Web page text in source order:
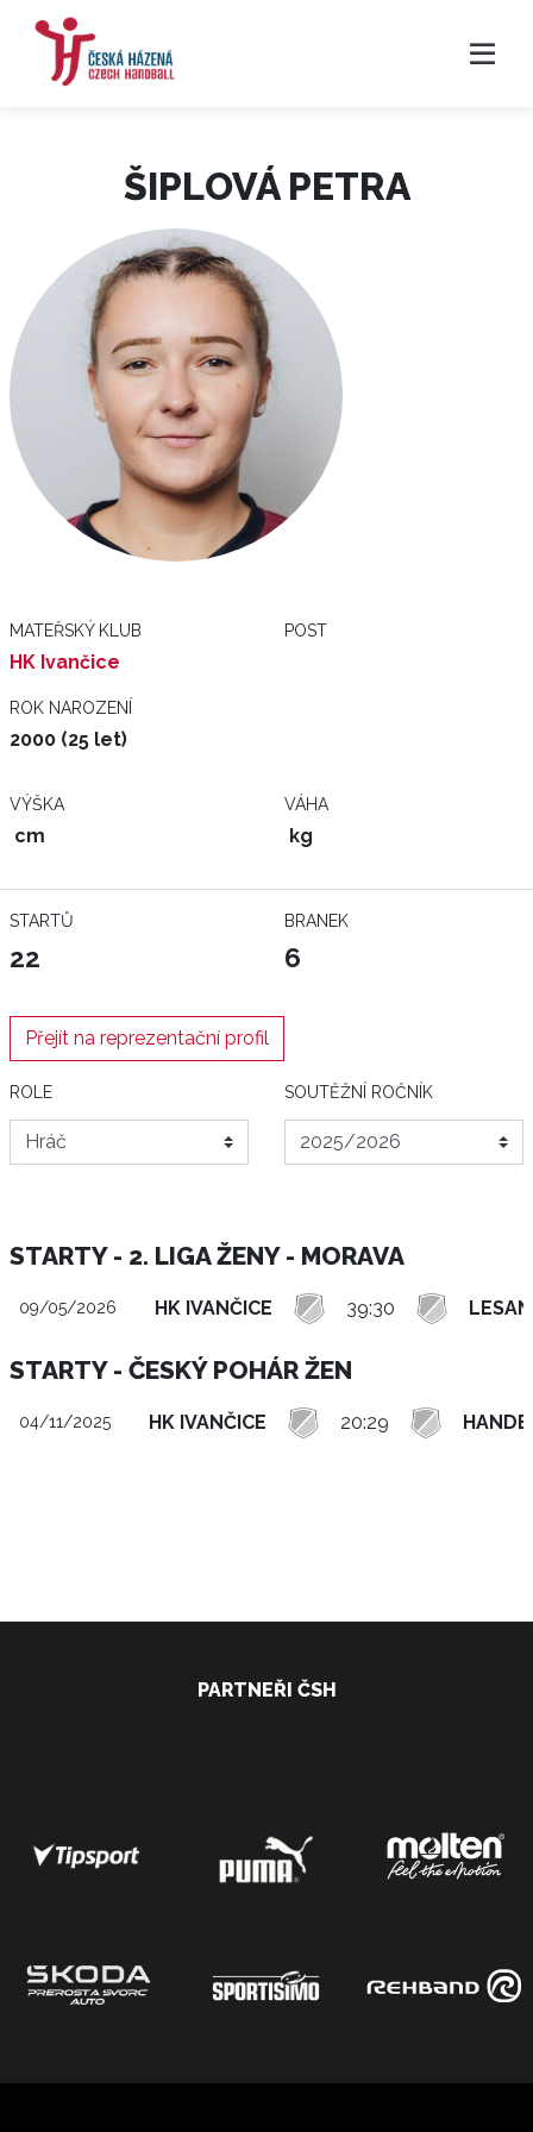
ŠIPLOVÁ PETRA
MATEŘSKÝ KLUB
HK Ivančice
POST
ROK NAROZENÍ
2000 (25 let)
VÝŠKA
cm
VÁHA
kg
STARTŮ
22
BRANEK
6
Přejít na reprezentační profil
ROLE SOUTĚŽNÍ ROČNÍK
STARTY - 2. LIGA ŽENY - MORAVA
09/05/2026 HK IVANČICE 39:30
STARTY - ČESKÝ POHÁR ŽEN
04/11/2025 HK IVANČICE 20:29
PARTNEŘI ČSH